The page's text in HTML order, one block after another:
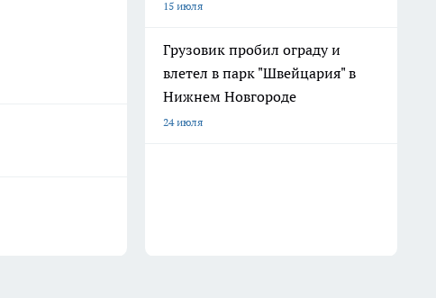
15 июля
Грузовик пробил ограду и
влетел в парк "Швейцария" в
Нижнем Новгороде
24 июля